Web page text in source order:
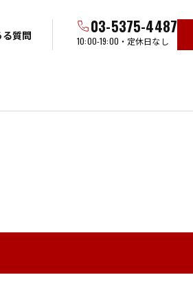
質問 03-5375-4487
10:00-19:00 ・定休日なし